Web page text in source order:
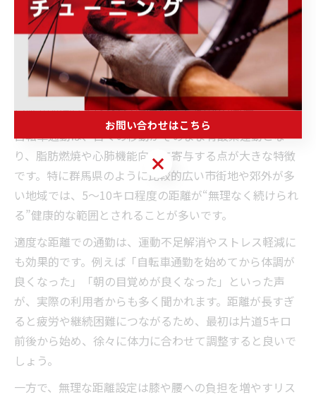
通勤距離適正化で健康も経済も充
実
自転車通勤で得られる健康効果と距離の関係
自転車通勤は、日々の移動がそのまま有酸素運動とな
り、脂肪燃焼や心肺機能向上に寄与する点が大きな特徴
です。特に群馬県のように比較的広い市街地や郊外が多
い地域では、5〜10キロ程度の距離が“無理なく続けられ
る”健康的な範囲とされることが多いです。
適度な距離での通勤は、運動不足解消やストレス軽減に
も効果的です。例えば「自転車通勤を始めてから体調が
良くなった」「朝の目覚めが良くなった」といった声
が、実際の利用者からも多く聞かれます。距離が長すぎ
ると疲労や継続困難につながるため、最初は片道5キロ
前後から始め、徐々に体力に合わせて調整すると良いで
しょう。
一方で、無理な距離設定は膝や腰への負担を増やすリス
お問い合わせはこちら
お問い合わせはこちら